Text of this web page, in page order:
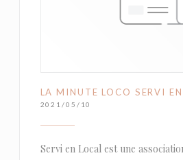
LA MINUTE LOCO SERVI EN
2021/05/10
Servi en Local est une